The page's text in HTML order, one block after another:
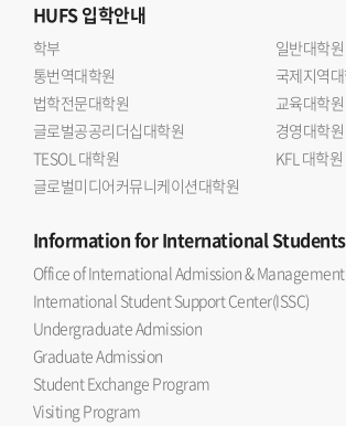
HUFS입학안내
학부
일반대학원
통번역대학원
국제지역
법학전문대학원
교육대학원
글로벌공공리더십대학원
경영대학원
TESOL 대학원
KFL 대학원
글로벌미디어커뮤니케이션대학원
Informationfor International Students
Office of International Admission &
International Student Support Center(ISSC)
Undergraduate Admission
Graduate Admission
Student Exchange Program
Visiting Program